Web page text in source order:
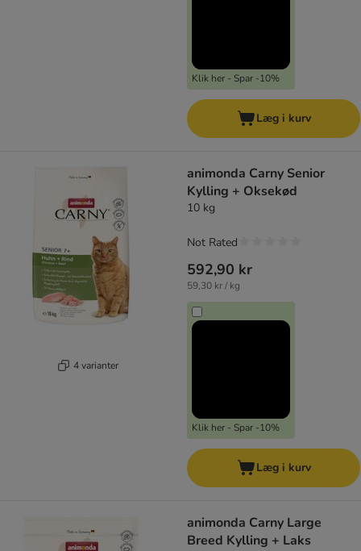
Klik her - Spar -10%
Læg i kurv
4 varianter
animonda Carny Senior
Kylling + Oksekød
10 kg
592,90 kr
59,30 kr / kg
Klik her - Spar -10%
Not Rated
Læg i kurv
animonda Carny Large
Breed Kylling + Laks